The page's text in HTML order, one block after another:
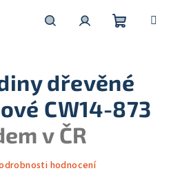
košík
dřevěné
CW14-873
v ČR
hodnocení